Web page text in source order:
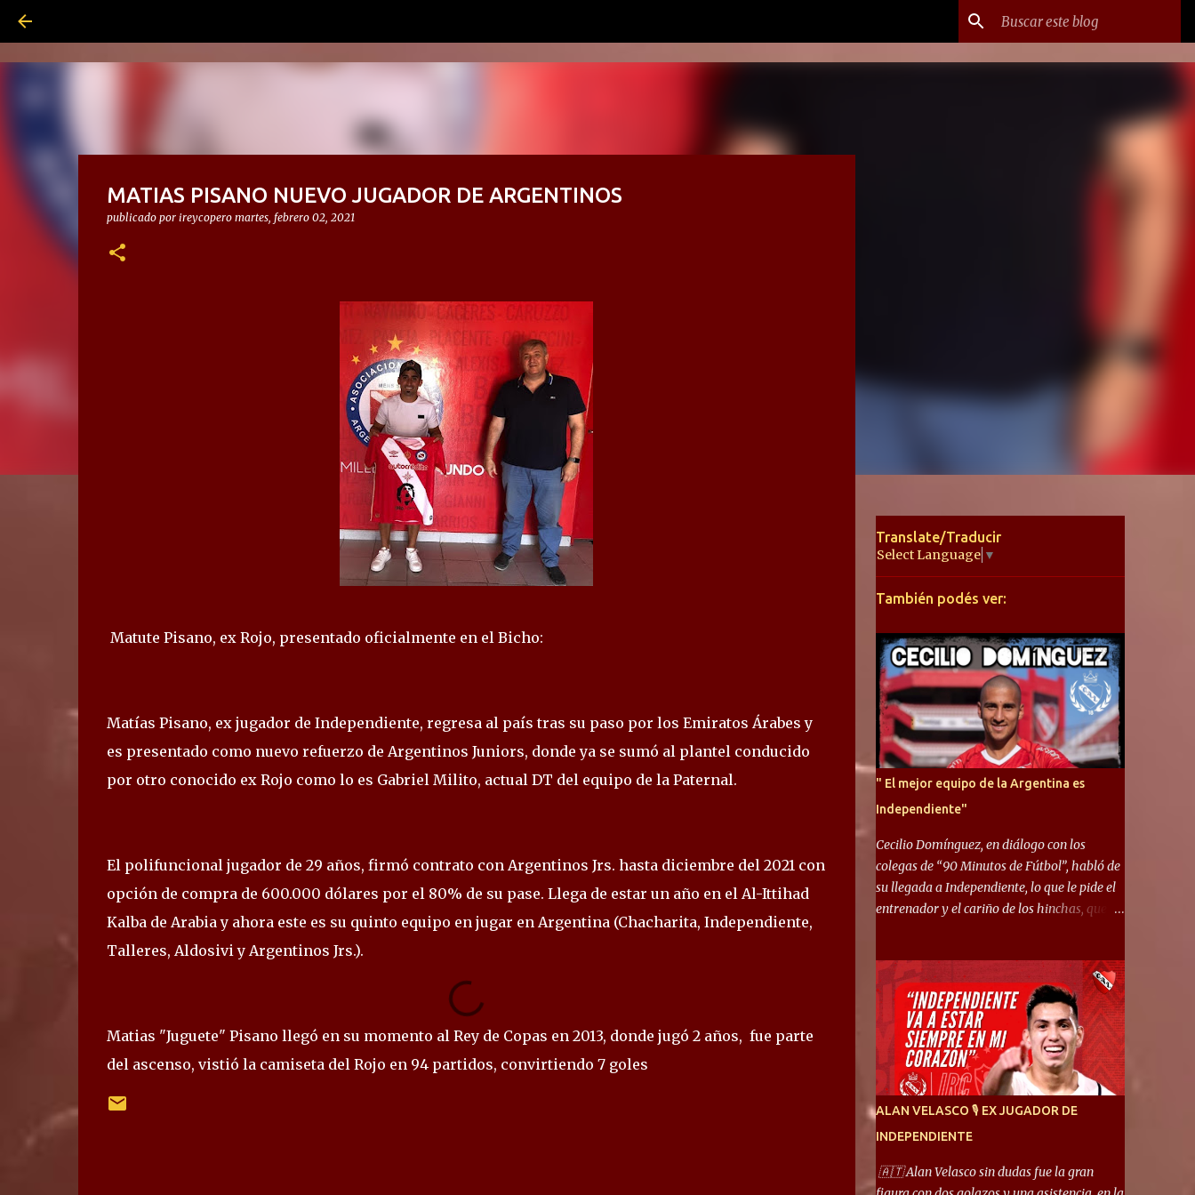
MATIAS PISANO NUEVO JUGADOR DE ARGENTINOS
publicado por ireycopero martes, febrero 02, 2021
Matute Pisano, ex Rojo, presentado oficialmente en el Bicho:
Matías Pisano, ex jugador de Independiente, regresa al país tras su paso por los Emiratos Árabes y
es presentado como nuevo refuerzo de Argentinos Juniors, donde ya se sumó al plantel conducido
por otro conocido ex Rojo como lo es Gabriel Milito, actual DT del equipo de la Paternal.
El polifuncional jugador de 29 años, firmó contrato con Argentinos Jrs. hasta diciembre del 2021 con
opción de compra de 600.000 dólares por el 80% de su pase. Llega de estar un año en el Al-Ittihad
Kalba de Arabia y ahora este es su quinto equipo en jugar en Argentina (Chacharita, Independiente,
Talleres, Aldosivi y Argentinos Jrs.).
Matias "Juguete" Pisano llegó en su momento al Rey de Copas en 2013, donde jugó 2 años, fue parte
del ascenso, vistió la camiseta del Rojo en 94 partidos, convirtiendo 7 goles
Translate/Traducir
Select Language ▼
También podés ver:
" El mejor equipo de la Argentina es
Independiente"
Cecilio Domínguez, en diálogo con los
colegas de “90 Minutos de Fútbol”, habló de
su llegada a Independiente, lo que le pide el
entrenador y el cariño de los hinchas, que se
ayuda a que me adapte rápidamente, soy un
hombre alegre y abierto. Creo que lo estoy
haciendo muy bien. Cuando llegué, llegué a
un Independiente que juega muy dinámico y
me gusta mucho. Me favorece por la forma
de jugar mía y eso también ayudó a que me
adapte”. “Me siento mejor por izquierda,
pero me gusta mucho jugar de 9, y juego sin
problemas por derecha también. Jugar de 9
y de extremo por izquierda es diferente. A mi
me gusta jugar por fuera, porque tengo mas
ALAN VELASCO 🎙 EX JUGADOR DE
INDEPENDIENTE
🇦🇹 Alan Velasco sin dudas fue la gran